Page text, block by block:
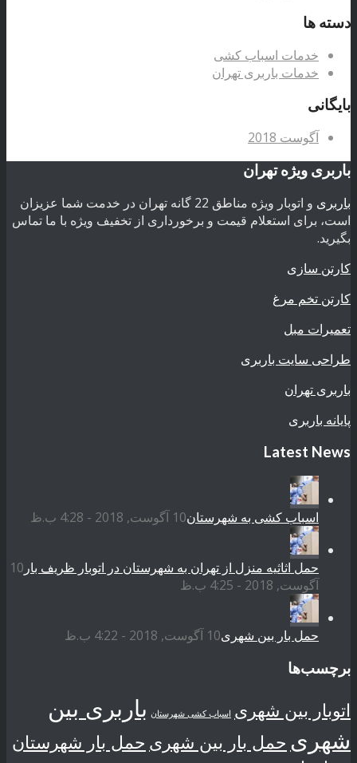
دسته ها
خدمات اسباب کشی
خدمات باربری تهران
بایگانی
آگوست 2018
باربری ویژه تهران
باربری
و اتوبار ویژه مناطق 22 گانه تهران در خدمت شما عزیزان
است، برای استعلام قیمت و برخورداری از تخفیف ویژه با ما تماس
بگیرید.
کارتن سازی
کارتن تخم مرغ
تعمیرات مبل
طراحی سایت باربری
باربری تهران
پایانه باربری
Latest News
اسباب کشی به شهرستان10 آگوست, 2018 - 4:28 ب.ظ
حمل اثاثیه منزل از تهران به شهرستان در اتوبار ظریف بار 10
آگوست, 2018 - 4:25 ب.ظ
حمل بار بین شهری10 آگوست, 2018 - 4:22 ب.ظ
برچسب‌ها
اتوبار بین شهری اسباب کشی شهرستان باربری بین
شهری حمل بار بین شهری حمل بار شهرستان